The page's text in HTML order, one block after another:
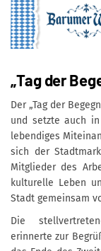
„Tag der
Der „Tag der
und setzte auch
lebendiges
sich der
Mitglieder des
kulturelle Leben
Stadt gemeinsam
Die
erinnerte zur